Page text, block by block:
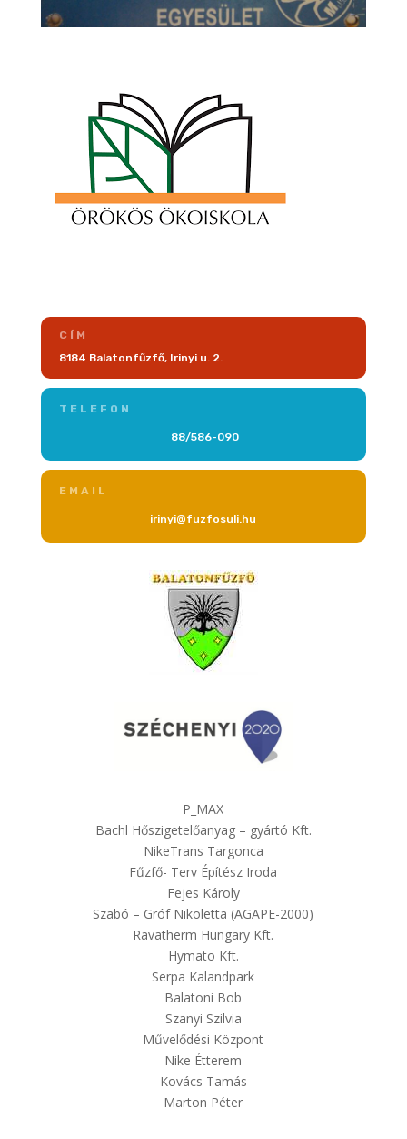
CÍM
8184 Balatonfűzfő, Irinyi u. 2.
TELEFON
88/586-090
EMAIL
irinyi@fuzfosuli.hu
P_MAX
Bachl Hőszigetelőanyag – gyártó Kft.
NikeTrans Targonca
Fűzfő- Terv Építész Iroda
Fejes Károly
Szabó – Gróf Nikoletta (AGAPE-2000)
Ravatherm Hungary Kft.
Hymato Kft.
Serpa Kalandpark
Balatoni Bob
Szanyi Szilvia
Művelődési Központ
Nike Étterem
Kovács Tamás
Marton Péter